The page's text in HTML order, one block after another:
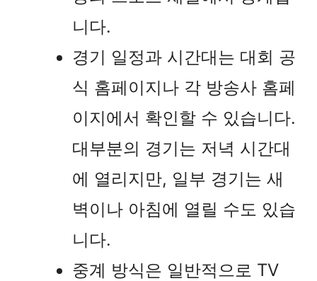
니다.
경기 일정과 시간대는 대회 공
식 홈페이지나 각 방송사 홈페
이지에서 확인할 수 있습니다.
대부분의 경기는 저녁 시간대
에 열리지만, 일부 경기는 새
벽이나 아침에 열릴 수도 있습
니다.
중계 방식은 일반적으로 TV